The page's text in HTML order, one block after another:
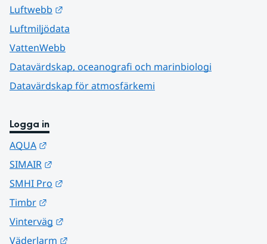
Luftwebb
Luftmiljödata
VattenWebb
Datavärdskap, oceanografi och marinbiologi
Datavärdskap för atmosfärkemi
Logga in
AQUA
SIMAIR
SMHI Pro
Timbr
Vinterväg
Väderlarm